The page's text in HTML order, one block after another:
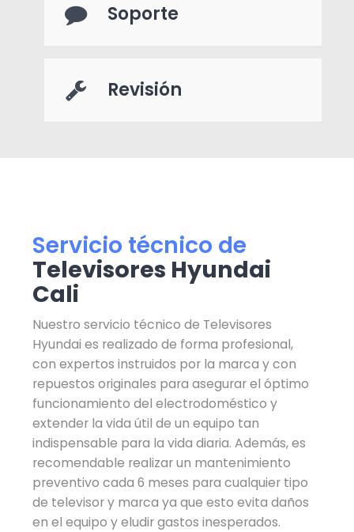
Soporte
Revisión
Servicio técnico de
Televisores Hyundai
Cali
Nuestro servicio técnico de Televisores
Hyundai es realizado de forma profesional,
con expertos instruidos por la marca y con
repuestos originales para asegurar el óptimo
funcionamiento del electrodoméstico y
extender la vida útil de un equipo tan
indispensable para la vida diaria. Además, es
recomendable realizar un mantenimiento
preventivo cada 6 meses para cualquier tipo
de televisor y marca ya que esto evita daños
en el equipo y eludir gastos inesperados.